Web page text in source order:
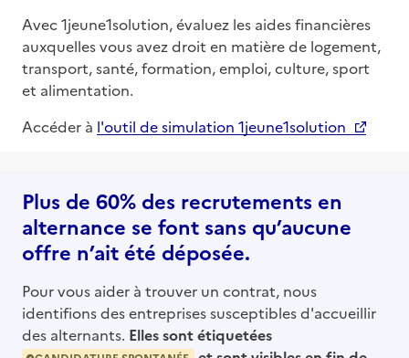
Avec 1jeune1solution, évaluez les aides financières
auxquelles vous avez droit en matière de logement,
transport, santé, formation, emploi, culture, sport
et alimentation.
Accéder à l'outil de simulation 1jeune1solution
Plus de 60% des recrutements en
alternance se font sans qu’aucune
offre n’ait été déposée.
Pour vous aider à trouver un contrat, nous
identifions des entreprises susceptibles d'accueillir
des alternants. Elles sont étiquetées